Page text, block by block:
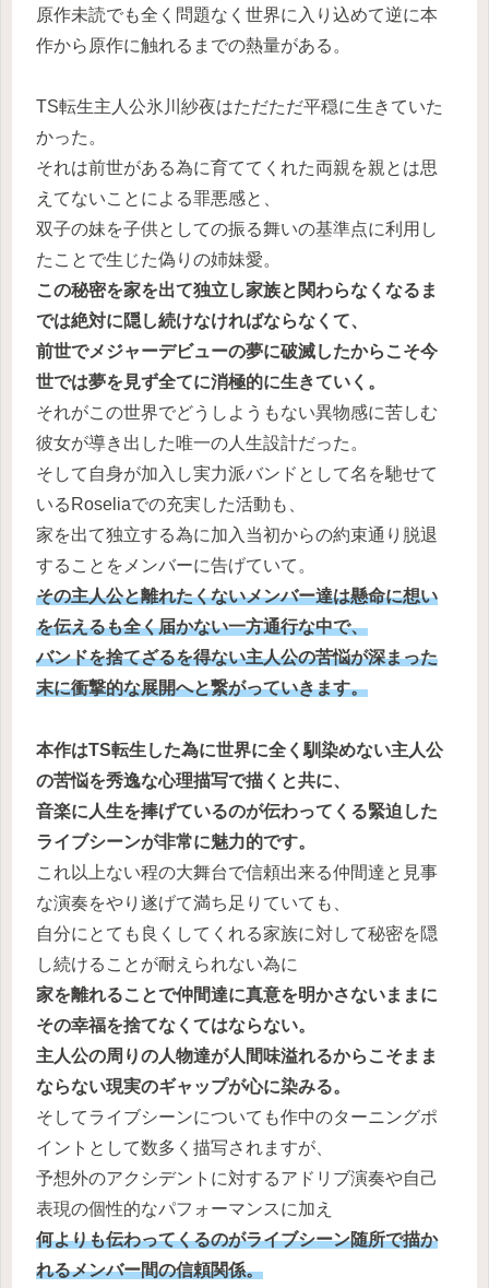
原作未読でも全く問題なく世界に入り込めて逆に本
作から原作に触れるまでの熱量がある。
TS転生主人公氷川紗夜はただただ平穏に生きていた
かった。
それは前世がある為に育ててくれた両親を親とは思
えてないことによる罪悪感と、
双子の妹を子供としての振る舞いの基準点に利用し
たことで生じた偽りの姉妹愛。
この秘密を家を出て独立し家族と関わらなくなるま
では絶対に隠し続けなければならなくて、
前世でメジャーデビューの夢に破滅したからこそ今
世では夢を見ず全てに消極的に生きていく。
それがこの世界でどうしようもない異物感に苦しむ
彼女が導き出した唯一の人生設計だった。
そして自身が加入し実力派バンドとして名を馳せて
いるRoseliaでの充実した活動も、
家を出て独立する為に加入当初からの約束通り脱退
することをメンバーに告げていて。
その主人公と離れたくないメンバー達は懸命に想い
を伝えるも全く届かない一方通行な中で、
バンドを捨てざるを得ない主人公の苦悩が深まった
末に衝撃的な展開へと繋がっていきます。
本作はTS転生した為に世界に全く馴染めない主人公
の苦悩を秀逸な心理描写で描くと共に、
音楽に人生を捧げているのが伝わってくる緊迫した
ライブシーンが非常に魅力的です。
これ以上ない程の大舞台で信頼出来る仲間達と見事
な演奏をやり遂げて満ち足りていても、
自分にとても良くしてくれる家族に対して秘密を隠
し続けることが耐えられない為に
家を離れることで仲間達に真意を明かさないままに
その幸福を捨てなくてはならない。
主人公の周りの人物達が人間味溢れるからこそまま
ならない現実のギャップが心に染みる。
そしてライブシーンについても作中のターニングポ
イントとして数多く描写されますが、
予想外のアクシデントに対するアドリブ演奏や自己
表現の個性的なパフォーマンスに加え
何よりも伝わってくるのがライブシーン随所で描か
れるメンバー間の信頼関係。